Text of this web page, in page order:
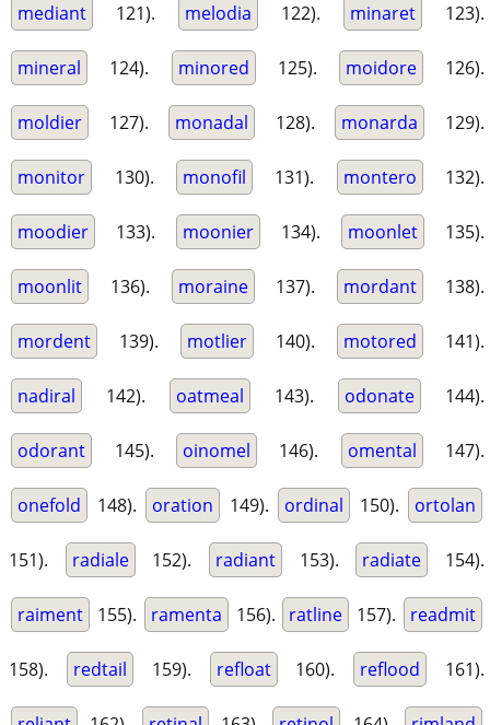
mediant 121). melodia 122). minaret 123).
mineral 124). minored 125). moidore 126).
moldier 127). monadal 128). monarda 129).
monitor 130). monofil 131). montero 132).
moodier 133). moonier 134). moonlet 135).
moonlit 136). moraine 137). mordant 138).
mordent 139). motlier 140). motored 141).
nadiral 142). oatmeal 143). odonate 144).
odorant 145). oinomel 146). omental 147).
onefold 148). oration 149). ordinal 150). ortolan
151). radiale 152). radiant 153). radiate 154).
raiment 155). ramenta 156). ratline 157). readmit
158). redtail 159). refloat 160). reflood 161).